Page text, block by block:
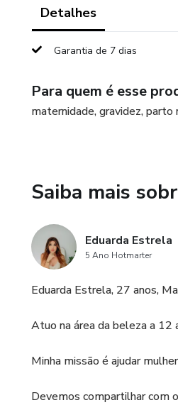
Detalhes
Garantia de 7 dias
Para quem é esse
maternidade, gravidez, parto
Saiba mais
Eduarda Estrela
5 Ano Hotmarter
Eduarda Estrela, 27 anos,
Atuo na área da beleza a 12
Minha missão é ajudar
Devemos compartilhar com